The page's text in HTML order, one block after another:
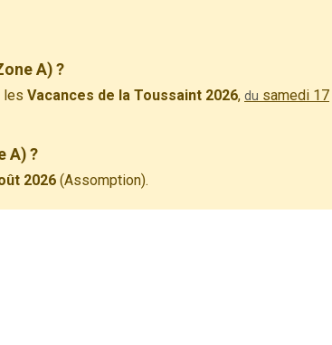
A) ?
les Vacances de la Toussaint 2026, du samedi 17
A) ?
2026 (Assomption).